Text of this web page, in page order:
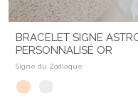
BRACELET SIGNE
PERSONNALISÉ OR
Signe du Zodiaque